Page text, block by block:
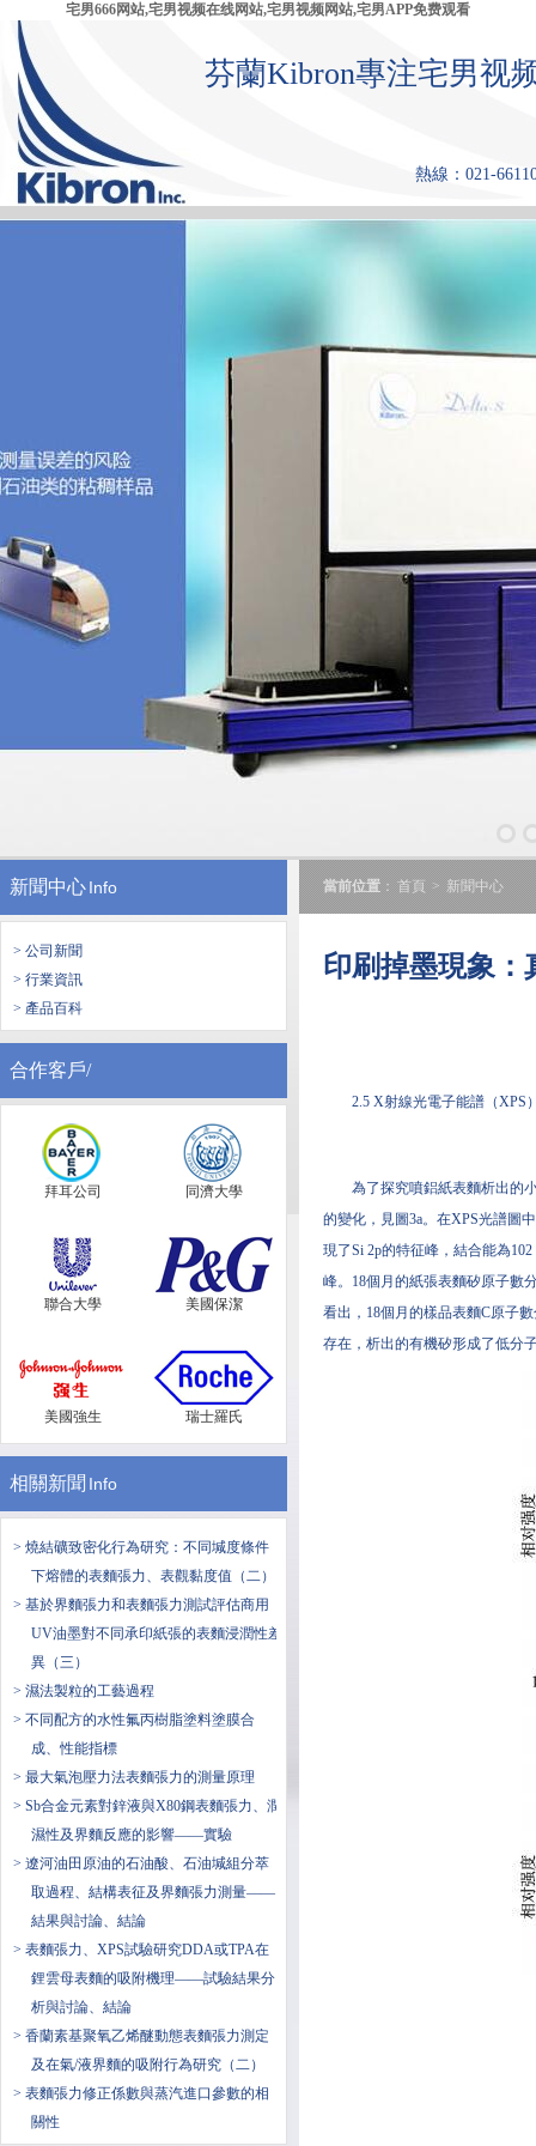
宅男666网站,宅男视频在线网站,宅男视频网站,宅男APP免费观看
芬蘭Kibron專注宅男视
熱線：021-
首 頁 產品中心 張力儀 宅
新聞中心Info
> 公司新聞
> 行業資訊
> 產品百科
合作客戶/
拜耳公司 同濟大學
聯合大學 美國保潔
美國強生 瑞士羅氏
相關新聞 Info
> 燒結礦致密化行為研究：不同堿度條件
下熔體的表麵張力、表觀黏度值（二）
> 基於界麵張力和表麵張力測試評估商用
UV油墨對不同承印紙張的表麵浸潤性差
異（三）
> 濕法製粒的工藝過程
> 不同配方的水性氟丙樹脂塗料塗膜合
成、性能指標
> 最大氣泡壓力法表麵張力的測量原理
> Sb合金元素對鋅液與X80鋼表麵張力、潤
濕性及界麵反應的影響——實驗
> 遼河油田原油的石油酸、石油堿組分萃
取過程、結構表征及界麵張力測量——
結果與討論、結論
> 表麵張力、XPS試驗研究DDA或TPA在
鋰雲母表麵的吸附機理——試驗結果分
析與討論、結論
> 香蘭素基聚氧乙烯醚動態表麵張力測定
及在氣/液界麵的吸附行為研究（二）
> 表麵張力修正係數與蒸汽進口參數的相
關性
當前位置 ： 首頁 > 新聞中心
印刷掉墨現象：
2.5 X射線光電子能譜（XPS
為了探究噴鋁紙表麵析出的
的變化，見圖3a。在XPS光譜圖
現了Si 2p的特征峰，結合能為
峰。18個月的紙張表麵矽原子數
看出，18個月的樣品表麵C原子
存在，析出的有機矽形成了低分